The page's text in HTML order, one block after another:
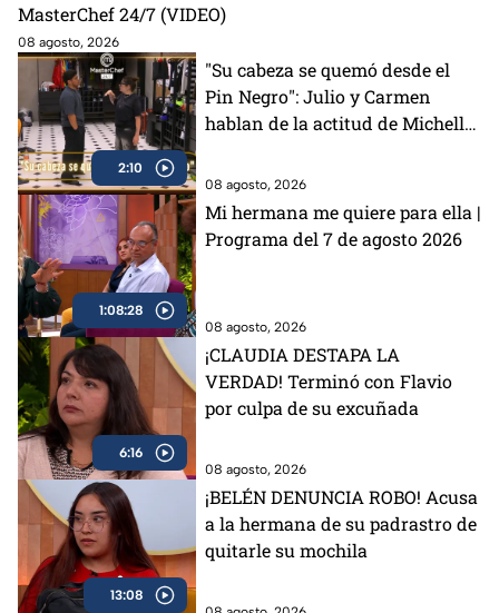
MasterChef 24/7 (VIDEO)
08 agosto, 2026
2:10
"Su cabeza se quemó desde el
Pin Negro": Julio y Carmen
hablan de la actitud de Michelle
08 agosto, 2026
1:08:28
Mi hermana me quiere para ella |
Programa del 7 de agosto 2026
08 agosto, 2026
6:16
¡CLAUDIA DESTAPA LA
VERDAD! Terminó con Flavio
por culpa de su excuñada
08 agosto, 2026
13:08
¡BELÉN DENUNCIA ROBO! Acusa
a la hermana de su padrastro de
quitarle su mochila